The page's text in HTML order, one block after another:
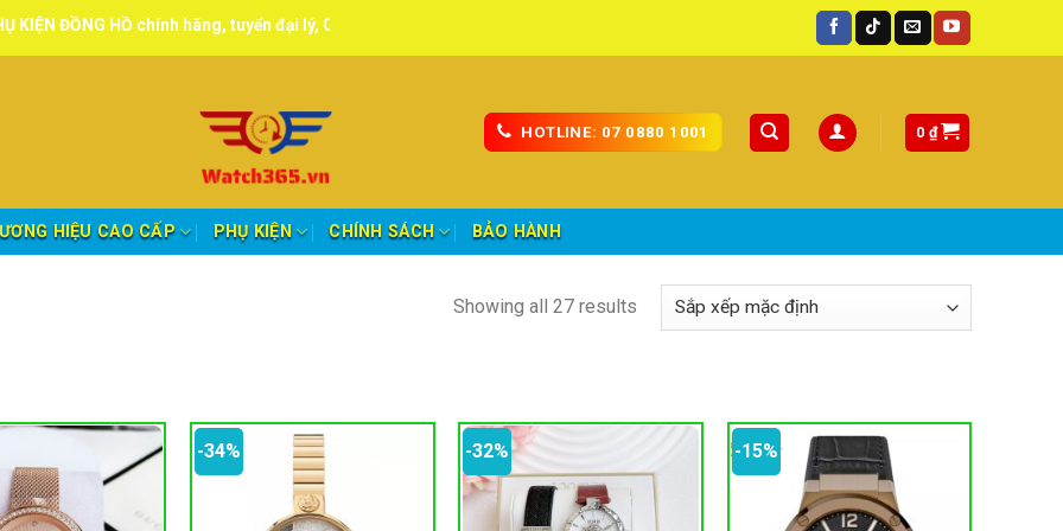
HỒ chính hãng, tuyển đại lý, CTV giao hàng toàn quốc.
HOTLINE: 07 0880 1001 0 ₫
HIỆU CAO CẤP PHỤ KIỆN CHÍNH SÁCH BẢO HÀNH
Showing all 27 results
giá
-34% -32% -15%